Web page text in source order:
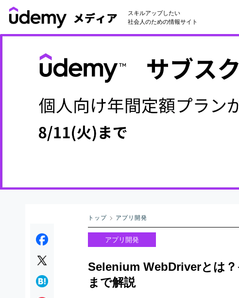
スキルアップしたい
社会人のための情報サイト
トップ アプリ開発
アプリ開発
Selenium WebDriverとは
まで解説